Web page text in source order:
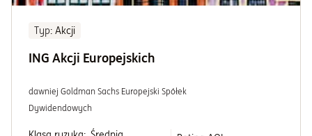
Typ: Akcji
ING Akcji Europejskich
dawniej Goldman Sachs Europejski Spółek
Dywidendowych